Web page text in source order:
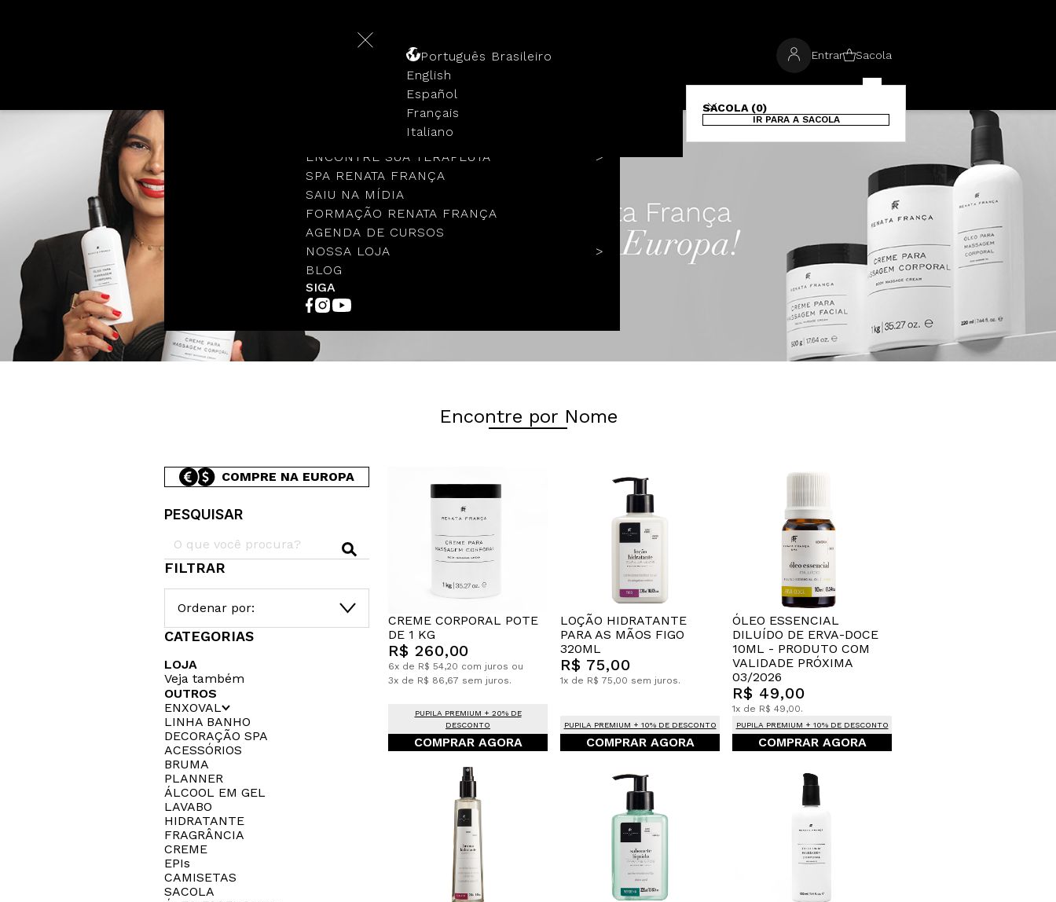
NOSSA HISTÓRIA
ENCONTRE SUA TERAPEUTA
SPA RENATA FRANÇA
SAIU NA MÍDIA
FORMAÇÃO RENATA FRANÇA
AGENDA DE CURSOS
NOSSA LOJA
BLOG
SIGA
Português Brasileiro
English
Español
Français
Italiano
Entrar Sacola
SACOLA (0)
IR PARA A SACOLA
Encontre por Nome
COMPRE NA EUROPA
PESQUISAR
FILTRAR
Ordenar por:
CATEGORIAS
LOJA
Veja também
OUTROS
ENXOVAL
LINHA BANHO
DECORAÇÃO SPA
ACESSÓRIOS
BRUMA
PLANNER
ÁLCOOL EM GEL
LAVABO
HIDRATANTE
FRAGRÂNCIA
CREME
EPIs
CAMISETAS
SACOLA
CREME CORPORAL POTE
DE 1 KG
R$ 260,00
6x de R$ 54,20 com juros ou
3x de R$ 86,67 sem juros.
PUPILA PREMIUM + 20% DE
DESCONTO
COMPRAR AGORA
LOÇÃO HIDRATANTE
PARA AS MÃOS FIGO
320ML
R$ 75,00
1x de R$ 75,00 sem juros.
PUPILA PREMIUM + 10% DE DESCONTO
COMPRAR AGORA
ÓLEO ESSENCIAL
DILUÍDO DE ERVA-DOCE
10ML - PRODUTO COM
VALIDADE PRÓXIMA
03/2026
R$ 49,00
1x de R$ 49,00.
PUPILA PREMIUM + 10% DE DESCONTO
COMPRAR AGORA